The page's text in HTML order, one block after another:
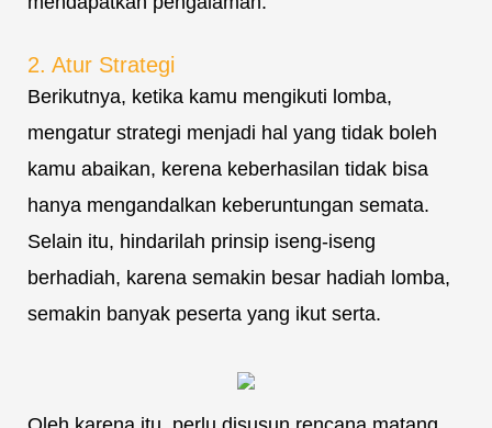
2. Atur Strategi
Berikutnya, ketika kamu mengikuti lomba,
mengatur strategi menjadi hal yang tidak boleh
kamu abaikan, kerena keberhasilan tidak bisa
hanya mengandalkan keberuntungan semata.
Selain itu, hindarilah prinsip iseng-iseng
berhadiah, karena semakin besar hadiah lomba,
semakin banyak peserta yang ikut serta.